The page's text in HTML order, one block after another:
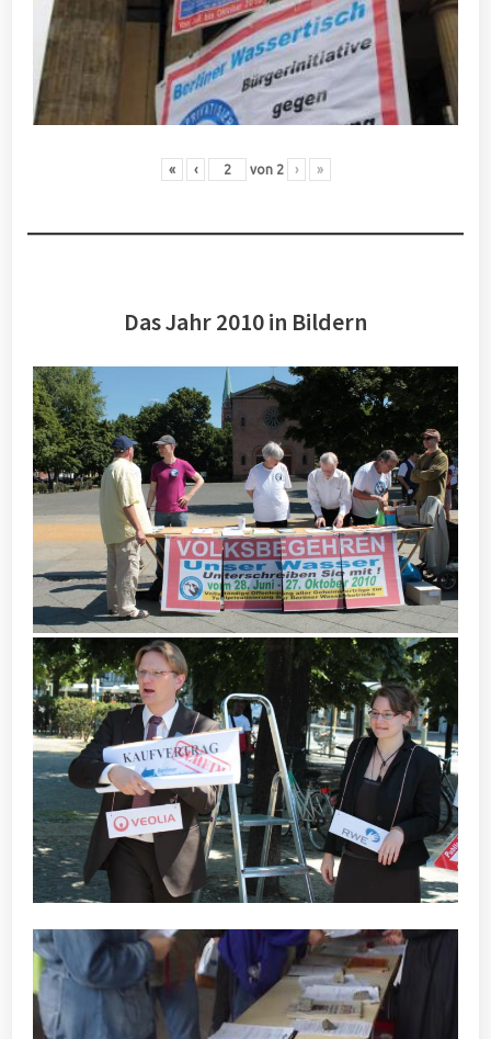
« ‹ von 2 › »
Das Jahr 2010 in Bildern